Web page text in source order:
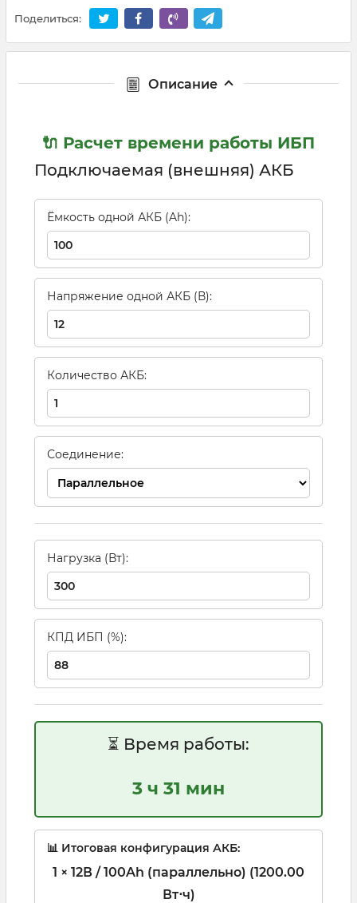
Поделиться:
Описание
🔌 Расчет времени работы ИБП
Подключаемая (внешняя) АКБ
Ёмкость одной АКБ (Ah):
Напряжение одной АКБ (В):
Количество АКБ:
Соединение:
Нагрузка (Вт):
КПД ИБП (%):
⏳ Время работы:
3 ч 31 мин
📊 Итоговая конфигурация АКБ:
1 × 12В / 100Ah (параллельно) (1200.00
Вт⋅ч)